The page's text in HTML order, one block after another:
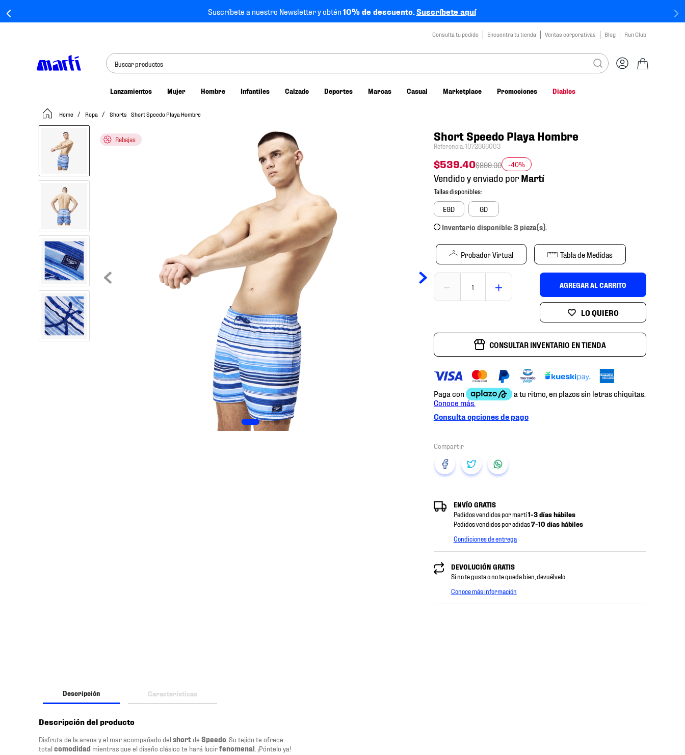
Suscríbete a nuestro Newsletter y obtén10% de descuento.Suscríbete aquí
Consulta tu pedido Encuentra tu tienda Ventas corporativas Blog Run Club
Buscar productos
Lanzamientos Mujer Hombre Infantiles Calzado Deportes Marcas Casual Marketplace Promociones Diablos
Ropa Shorts Short Speedo Playa Hombre
Rebajas Short Speedo Playa Hombre
Referencia:1072666003
$539.40$899.00 -40%
Vendido y enviado por
EGD GD
Inventario disponible: 3 pieza(s).
Probador Virtual Tabla de Medidas
＋
－ AGREGAR AL CARRITO
CONSULTAR INVENTARIO EN TIENDA
Consulta opciones de pago
ENVÍO GRATIS
Pedidos vendidos por martí1-3 días hábiles
Pedidos vendidos por adidas7-10 días hábiles
Condiciones de entrega
DEVOLUCIÓN GRATIS
Si no te gusta o no te queda bien, devuélvelo
Conoce más información
Descripción Características
Descripción del producto
Disfruta de la arena y el mar acompañado delshortde Speedo . Su tejido te ofrece
totalcomodidad mientras que el diseño clásico te hará lucirfenomenal . ¡Póntelo ya!
tenis mujer
tenis hombre
mochilas
tenis niño
tenis nike